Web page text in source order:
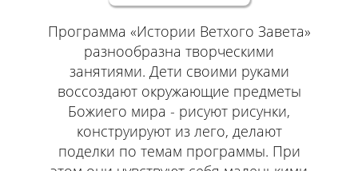
Программа «Истории Ветхого Завета»
разнообразна творческими
занятиями. Дети своими руками
воссоздают окружающие предметы
Божиего мира - рисуют рисунки,
конструируют из лего, делают
поделки по темам программы. При